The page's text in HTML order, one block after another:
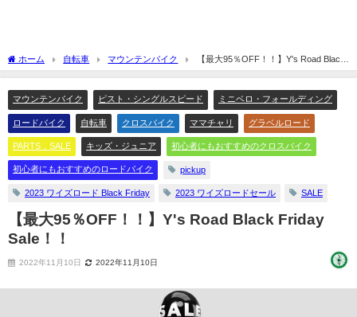
ホーム 自転車 マウンテンバイク
【最大95％OFF！！】Y's Road Black
Friday Sale！！
マウンテンバイク ピスト・シングルスピード ミニベロ・フォールディング
ロードバイク 自転車 クロスバイク ママチャリ グラベルロード
PARTS，SALE キッズ・ジュニア 初心者にもおすすめのクロスバイク
初心者にもおすすめのロードバイク pickup
2023 ワイズロード Black Friday 2023 ワイズロードセール SALE
【最大95％OFF！！】Y's Road Black Friday
Sale！！
2022年11月10日 2022年11月10日